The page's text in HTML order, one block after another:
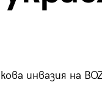
инвазия на